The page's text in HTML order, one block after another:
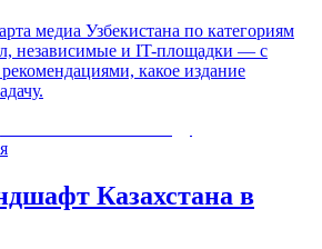
медиа Узбекистана по категориям
независимые и IT-площадки — с
какое издание
Казахстана в